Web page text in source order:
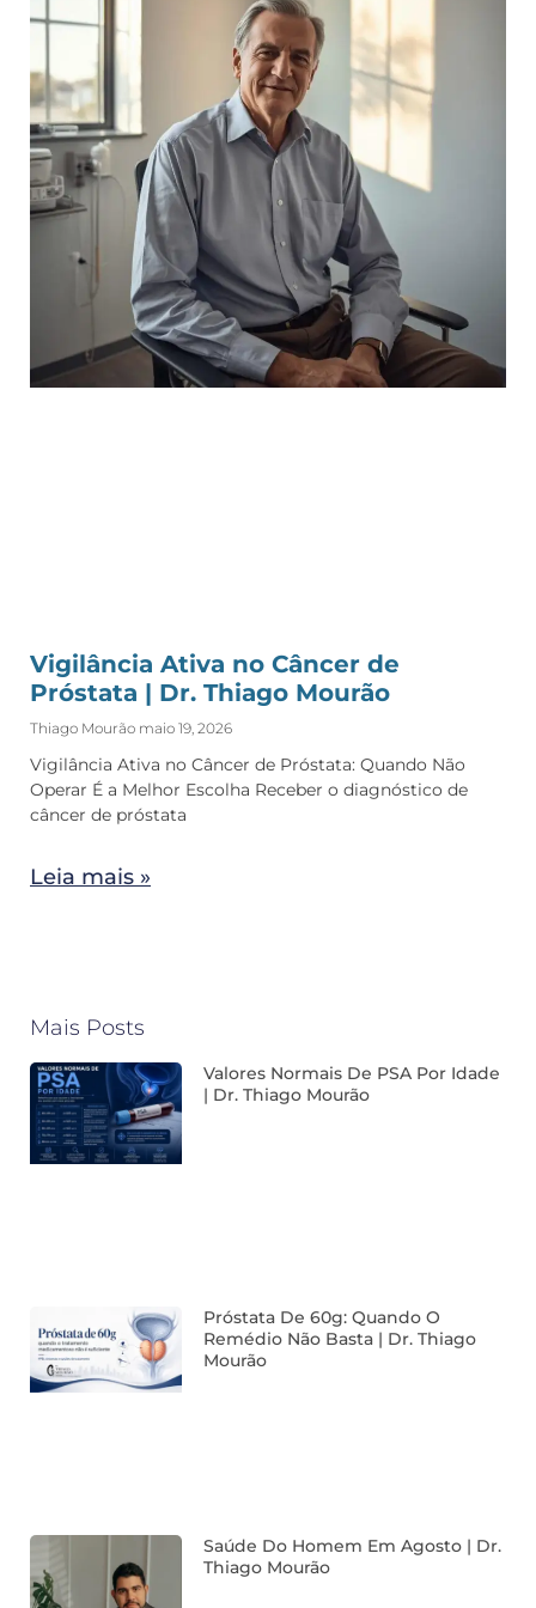
Vigilância Ativa no Câncer de
Próstata | Dr. Thiago Mourão
Thiago Mourão maio 19, 2026
Vigilância Ativa no Câncer de Próstata: Quando Não
Operar É a Melhor Escolha Receber o diagnóstico de
câncer de próstata
Leia mais »
Mais Posts
Valores Normais De PSA Por Idade
| Dr. Thiago Mourão
Próstata De 60g: Quando O
Remédio Não Basta | Dr. Thiago
Mourão
Saúde Do Homem Em Agosto | Dr.
Thiago Mourão